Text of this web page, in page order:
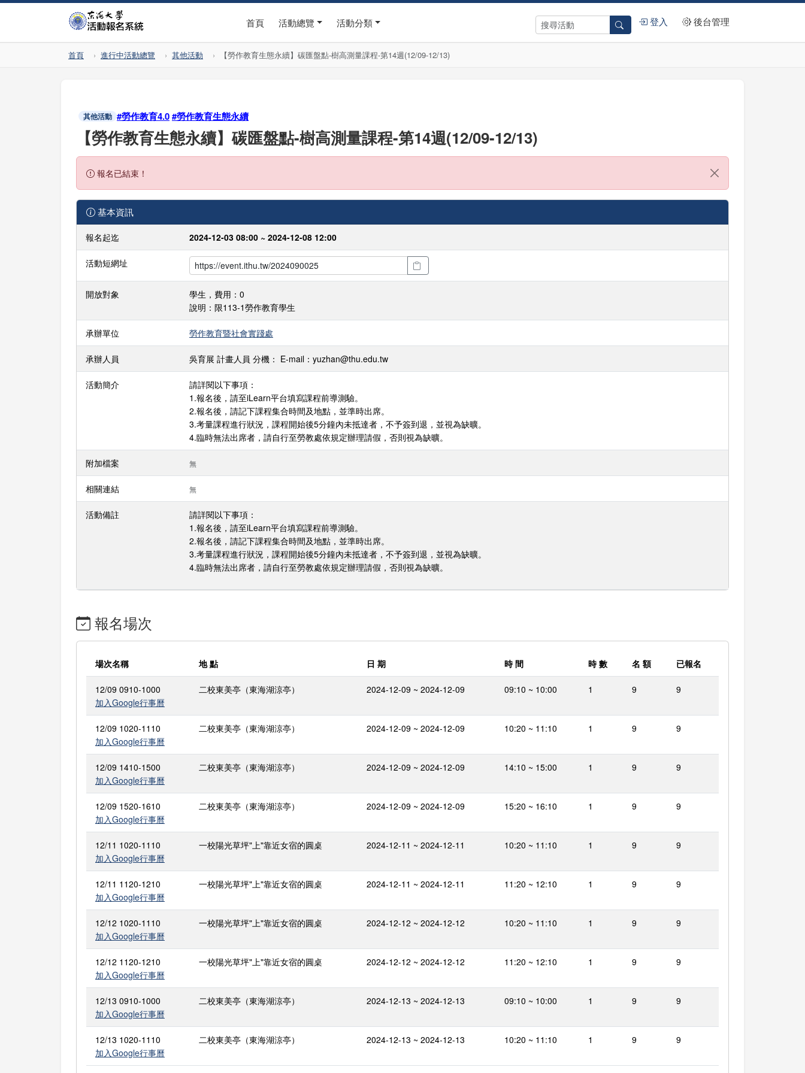
首頁 活動總覽 活動分類 登入 後台管理
首頁 進行中活動總覽 其他活動 【勞作教育生態永續】碳匯盤點-樹高測量課程-第14週(12/09-12/13)
其他活動 #勞作教育4.0#勞作教育生態永續
【勞作教育生態永續】碳匯盤點-樹高測量課程-第14週(12/09-12/13)
報名已結束！
基本資訊
報名起迄 2024-12-03 08:00 ~ 2024-12-08 12:00
活動短網址
開放對象
學生，費用：0
說明：限113-1勞作教育學生
承辦單位 勞作教育暨社會實踐處
承辦人員 吳育展 計畫人員 分機： E-mail：yuzhan@thu.edu.tw
活動簡介
請詳閱以下事項：
1.報名後，請至iLearn平台填寫課程前導測驗。
2.報名後，請記下課程集合時間及地點，並準時出席。
3.考量課程進行狀況，課程開始後5分鐘內未抵達者，不予簽到退，並視為缺曠。
4.臨時無法出席者，請自行至勞教處依規定辦理請假，否則視為缺曠。
附加檔案 無
相關連結 無
活動備註
請詳閱以下事項：
1.報名後，請至iLearn平台填寫課程前導測驗。
2.報名後，請記下課程集合時間及地點，並準時出席。
3.考量課程進行狀況，課程開始後5分鐘內未抵達者，不予簽到退，並視為缺曠。
4.臨時無法出席者，請自行至勞教處依規定辦理請假，否則視為缺曠。
報名場次
場次名稱 地 點 日 期 時 間 時 數 名 額 已報名
12/09 0910-1000
加入Google行事曆
二校東美亭（東海湖涼亭） 2024-12-09 ~ 2024-12-09 09:10 ~ 10:00 1 9 9
12/09 1020-1110
加入Google行事曆
二校東美亭（東海湖涼亭） 2024-12-09 ~ 2024-12-09 10:20 ~ 11:10 1 9 9
12/09 1410-1500
加入Google行事曆
二校東美亭（東海湖涼亭） 2024-12-09 ~ 2024-12-09 14:10 ~ 15:00 1 9 9
12/09 1520-1610
加入Google行事曆
二校東美亭（東海湖涼亭） 2024-12-09 ~ 2024-12-09 15:20 ~ 16:10 1 9 9
12/11 1020-1110
加入Google行事曆
一校陽光草坪"上"靠近女宿的圓桌 2024-12-11 ~ 2024-12-11 10:20 ~ 11:10 1 9 9
12/11 1120-1210
加入Google行事曆
一校陽光草坪"上"靠近女宿的圓桌 2024-12-11 ~ 2024-12-11 11:20 ~ 12:10 1 9 9
12/12 1020-1110
加入Google行事曆
一校陽光草坪"上"靠近女宿的圓桌 2024-12-12 ~ 2024-12-12 10:20 ~ 11:10 1 9 9
12/12 1120-1210
加入Google行事曆
一校陽光草坪"上"靠近女宿的圓桌 2024-12-12 ~ 2024-12-12 11:20 ~ 12:10 1 9 9
12/13 0910-1000
加入Google行事曆
二校東美亭（東海湖涼亭） 2024-12-13 ~ 2024-12-13 09:10 ~ 10:00 1 9 9
12/13 1020-1110
加入Google行事曆
二校東美亭（東海湖涼亭） 2024-12-13 ~ 2024-12-13 10:20 ~ 11:10 1 9 9